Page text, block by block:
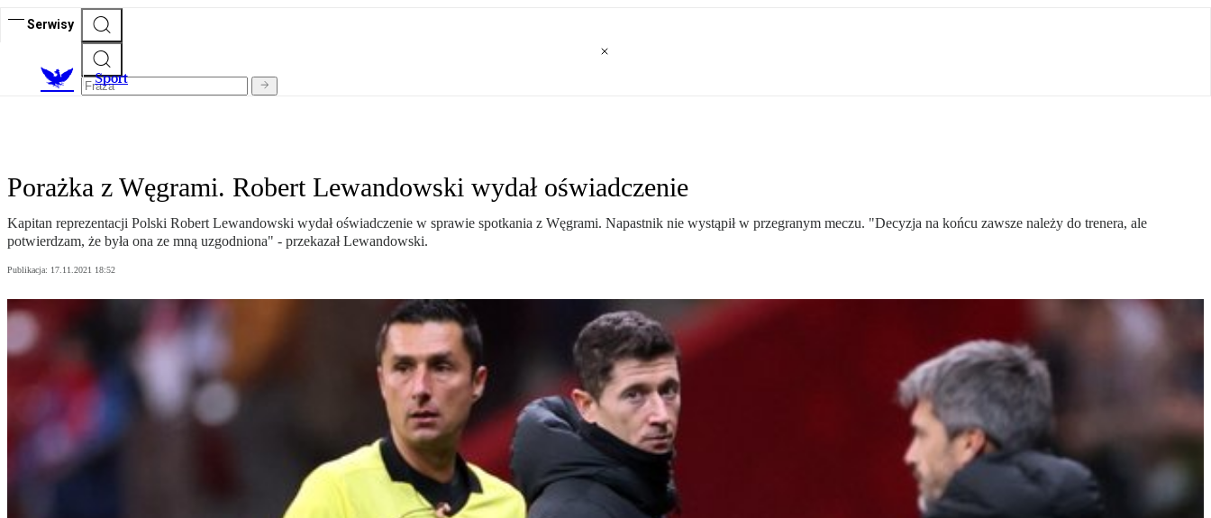
Serwisy
Sport
Porażka z Węgrami. Robert Lewandowski wydał oświadczenie
Kapitan reprezentacji Polski Robert Lewandowski wydał oświadczenie w sprawie spotkania z Węgrami. Napastnik nie wystąpił w przegranym meczu. "Decyzja na końcu zawsze należy do trenera, ale
potwierdzam, że była ona ze mną uzgodniona" - przekazał Lewandowski.
Publikacja: 17.11.2021 18:52